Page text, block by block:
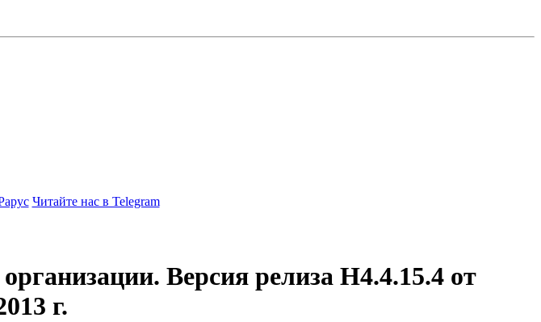
Читайте нас в Telegram
Версия релиза Н4.4.15.4 от
г.